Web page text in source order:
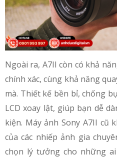
Ngoài ra, A7II còn có khả
chính xác, cùng khả năng
mà. Thiết kế bền bỉ, chống
LCD xoay lật, giúp bạn dễ
kiện. Máy ảnh Sony A7II cũ
của các nhiếp ảnh gia
chọn lý tưởng cho những